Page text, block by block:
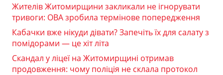
Жителів Житомирщини закликали не ігнорувати
тривоги: ОВА зробила термінове попередження
Кабачки вже нікуди дівати? Запечіть їх для салату з
помідорами — це хіт літа
Скандал у ліцеї на Житомирщині отримав
продовження: чому поліція не склала протокол